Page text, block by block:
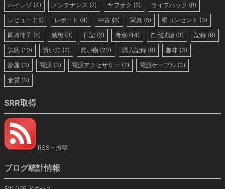
ハイレゾ (4) メンテナンス (2) ヤフオク (5) ライフハック (8)
レビュー (15) レポート (4) 中古 (6) 写真 (5) 壁コンセント (3)
岡崎律子 (5) 感想 (3) 日記 (2) 考察 (14) 自宅試聴 (3) 記録 (9)
試聴 (10) 買い方 (2) 買い物 (20) 購入記録 (9) 趣味 (3)
部屋 (3) 電源 (3) 電源アクセサリー (7) 電源ケーブル (3)
音質 (3)
SRR取得
RSS - 投稿
ブログ統計情報